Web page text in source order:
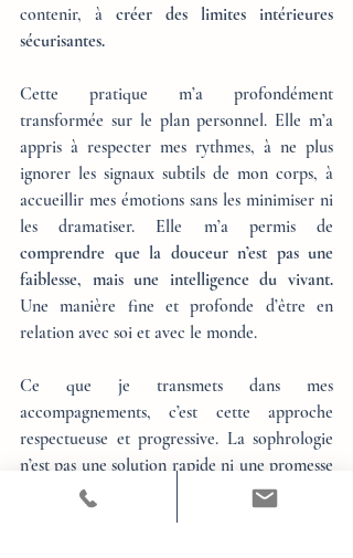
contenir, à créer des limites intérieures
sécurisantes.
Cette pratique m’a profondément
transformée sur le plan personnel. Elle m’a
appris à respecter mes rythmes, à ne plus
ignorer les signaux subtils de mon corps, à
accueillir mes émotions sans les minimiser ni
comprendre que la douceur n’est pas une
faiblesse, mais une intelligence du vivant.
Une manière fine et profonde d’être en
relation avec soi et avec le monde.
Ce que je transmets dans mes
accompagnements, c’est cette approche
respectueuse et progressive. La sophrologie
n’est pas une solution rapide ni une promesse
de mieux-être immédiat. Elle demande du
temps, de la régularité, une présence sincère